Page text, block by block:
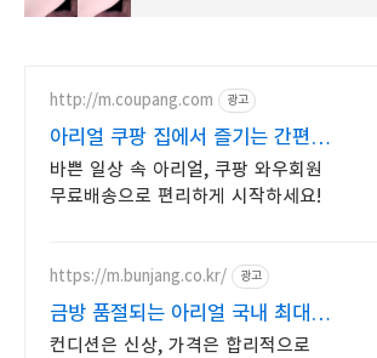
http://m.coupang.com 광고
아리얼 쿠팡 집에서 즐기는 간편
스킨케어
바쁜 일상 속 아리얼, 쿠팡 와우회원
무료배송으로 편리하게 시작하세요!
https://m.bunjang.co.kr/ 광고
금방 품절되는 아리얼 국내 최대
브랜드 중고거래
컨디션은 신상, 가격은 합리적으로